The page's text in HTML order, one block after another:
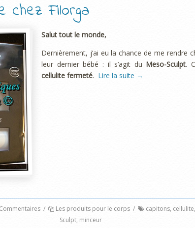
chez Filorga
Salut tout le monde,
Dernièrement, j’ai eu la chance de me rendre
leur dernier bébé : il s’agit du Meso-Sculpt.
cellulite fermeté. Lire la suite →
/ Les produits pour le corps / capitons, cellulite,
Sculpt, minceur